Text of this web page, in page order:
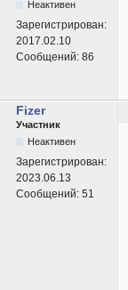
Неактивен
Зарегистрирован:
2017.02.10
Сообщений: 86
Fizer
Участник
Неактивен
Зарегистрирован:
2023.06.13
Сообщений: 51